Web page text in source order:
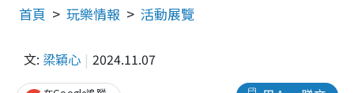
首頁 玩樂情報 活動展覽
文: 梁穎心 2024.11.07